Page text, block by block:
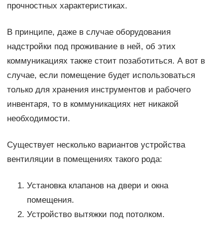
прочностных характеристиках.
В принципе, даже в случае оборудования
надстройки под проживание в ней, об этих
коммуникациях также стоит позаботиться. А вот в
случае, если помещение будет использоваться
только для хранения инструментов и рабочего
инвентаря, то в коммуникациях нет никакой
необходимости.
Существует несколько вариантов устройства
вентиляции в помещениях такого рода:
Установка клапанов на двери и окна
помещения.
Устройство вытяжки под потолком.